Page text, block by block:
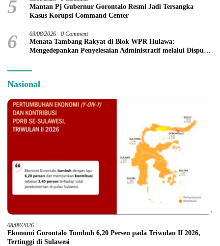
5
Mantan Pj Gubernur Gorontalo Resmi Jadi Tersangka
Kasus Korupsi Command Center
6 03/08/2026 0 Comment
Menata Tambang Rakyat di Blok WPR Hulawa:
Mengedepankan Penyelesaian Administratif melalui Dispute
Nasional
08/08/2026
Ekonomi Gorontalo Tumbuh 6,20 Persen pada Triwulan II 2026,
Tertinggi di Sulawesi